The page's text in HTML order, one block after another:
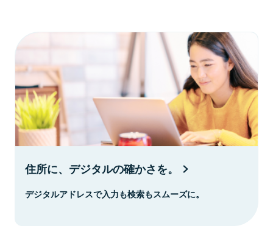
住所に、デジタルの確かさを。
デジタルアドレスで入力も検索もスムーズに。